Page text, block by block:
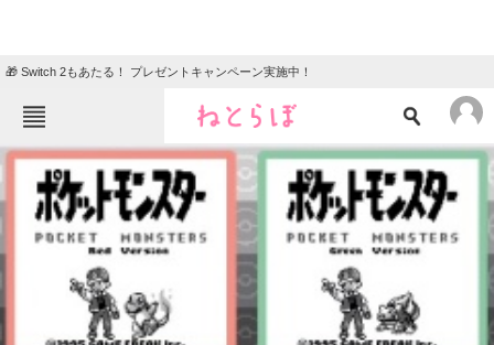
🎁 Switch 2もあたる！ プレゼントキャンペーン実施中！
ねとらぼメニュー
TOP ニュース
エンタメ クイズ
地域
教育・育児